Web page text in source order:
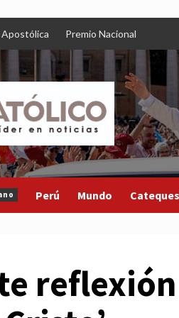
Premio Nacional
Perú Mundo
reflexión